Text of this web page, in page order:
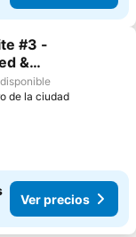
#3 -
&
de la ciudad
Ver precios